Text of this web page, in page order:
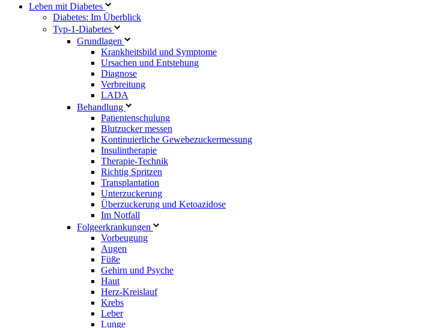
Leben mit Diabetes
Diabetes: Im Überblick
Typ-1-Diabetes
Grundlagen
Krankheitsbild und Symptome
Ursachen und Entstehung
Diagnose
Verbreitung
LADA
Behandlung
Patientenschulung
Blutzucker messen
Kontinuierliche Gewebezuckermessung
Insulintherapie
Therapie-Technik
Richtig Spritzen
Transplantation
Unterzuckerung
Überzuckerung und Ketoazidose
Im Notfall
Folgeerkrankungen
Vorbeugung
Augen
Füße
Gehirn und Psyche
Haut
Herz-Kreislauf
Krebs
Leber
Lunge